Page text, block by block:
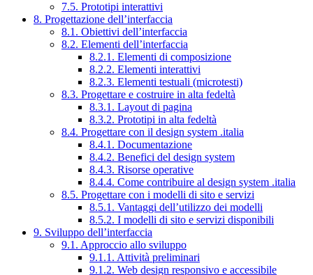
7.5. Prototipi interattivi
8. Progettazione dell’interfaccia
8.1. Obiettivi dell’interfaccia
8.2. Elementi dell’interfaccia
8.2.1. Elementi di composizione
8.2.2. Elementi interattivi
8.2.3. Elementi testuali (microtesti)
8.3. Progettare e costruire in alta fedeltà
8.3.1. Layout di pagina
8.3.2. Prototipi in alta fedeltà
8.4. Progettare con il design system .italia
8.4.1. Documentazione
8.4.2. Benefici del design system
8.4.3. Risorse operative
8.4.4. Come contribuire al design system .italia
8.5. Progettare con i modelli di sito e servizi
8.5.1. Vantaggi dell’utilizzo dei modelli
8.5.2. I modelli di sito e servizi disponibili
9. Sviluppo dell’interfaccia
9.1. Approccio allo sviluppo
9.1.1. Attività preliminari
9.1.2. Web design responsivo e accessibile